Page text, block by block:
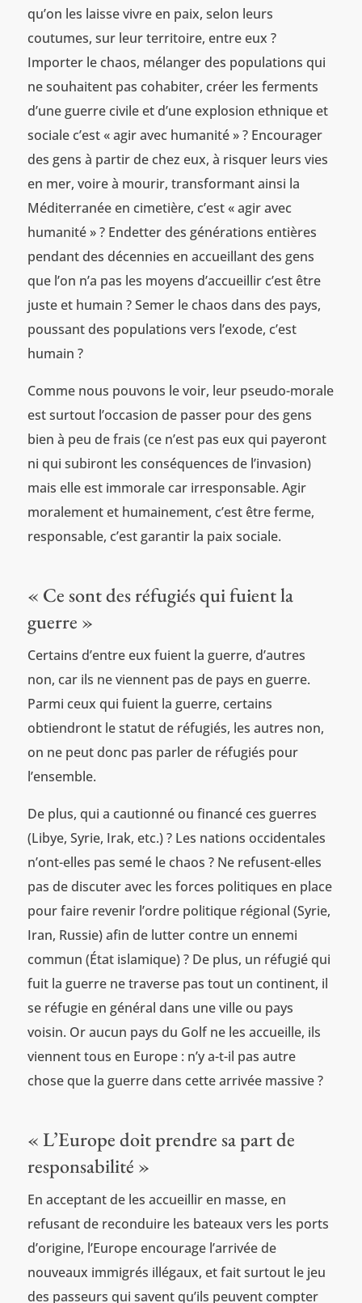
qu’on les laisse vivre en paix, selon leurs
coutumes, sur leur territoire, entre eux ?
Importer le chaos, mélanger des populations qui
ne souhaitent pas cohabiter, créer les ferments
d’une guerre civile et d’une explosion ethnique et
sociale c’est « agir avec humanité » ? Encourager
des gens à partir de chez eux, à risquer leurs vies
en mer, voire à mourir, transformant ainsi la
Méditerranée en cimetière, c’est « agir avec
humanité » ? Endetter des générations entières
pendant des décennies en accueillant des gens
que l’on n’a pas les moyens d’accueillir c’est être
juste et humain ? Semer le chaos dans des pays,
poussant des populations vers l’exode, c’est
humain ?
Comme nous pouvons le voir, leur pseudo-morale
est surtout l’occasion de passer pour des gens
bien à peu de frais (ce n’est pas eux qui payeront
ni qui subiront les conséquences de l’invasion)
mais elle est immorale car irresponsable. Agir
moralement et humainement, c’est être ferme,
responsable, c’est garantir la paix sociale.
« Ce sont des réfugiés qui fuient la
guerre »
Certains d’entre eux fuient la guerre, d’autres
non, car ils ne viennent pas de pays en guerre.
Parmi ceux qui fuient la guerre, certains
obtiendront le statut de réfugiés, les autres non,
on ne peut donc pas parler de réfugiés pour
l’ensemble.
De plus, qui a cautionné ou financé ces guerres
(Libye, Syrie, Irak, etc.) ? Les nations occidentales
n’ont-elles pas semé le chaos ? Ne refusent-elles
pas de discuter avec les forces politiques en place
pour faire revenir l’ordre politique régional (Syrie,
Iran, Russie) afin de lutter contre un ennemi
commun (État islamique) ? De plus, un réfugié qui
fuit la guerre ne traverse pas tout un continent, il
se réfugie en général dans une ville ou pays
voisin. Or aucun pays du Golf ne les accueille, ils
viennent tous en Europe : n’y a-t-il pas autre
chose que la guerre dans cette arrivée massive ?
« L’Europe doit prendre sa part de
responsabilité »
En acceptant de les accueillir en masse, en
refusant de reconduire les bateaux vers les ports
d’origine, l’Europe encourage l’arrivée de
nouveaux immigrés illégaux, et fait surtout le jeu
des passeurs qui savent qu’ils peuvent compter